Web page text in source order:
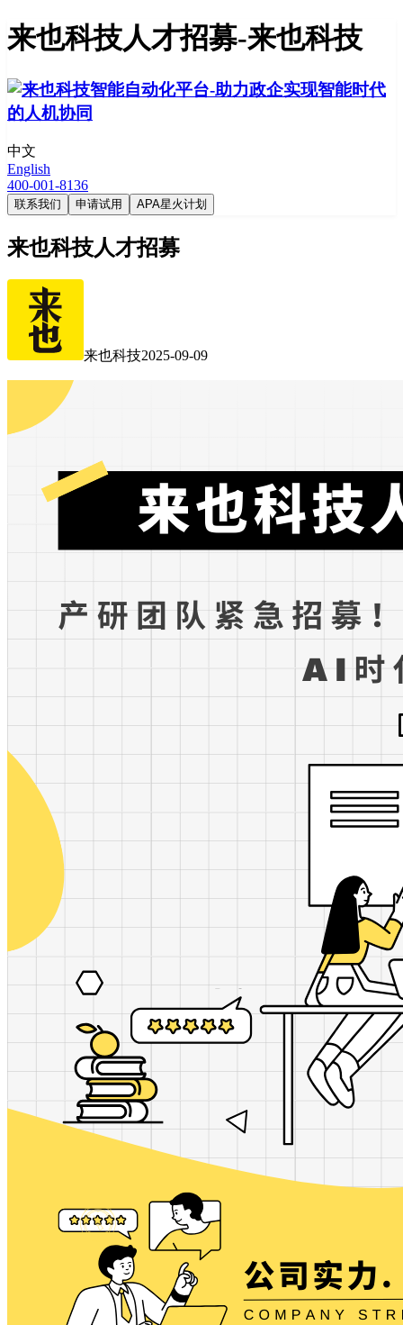
来也科技人才招募-来也科技
中文
English
400-001-8136
联系我们 申请试用 APA星火计划
来也科技人才招募
来也科技2025-09-09